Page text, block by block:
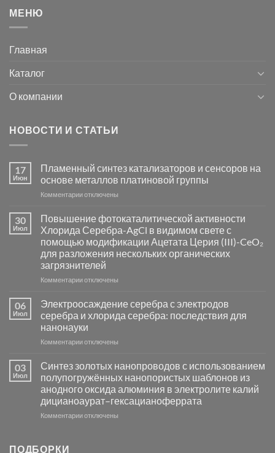
МЕНЮ
Главная
Каталог
О компании
НОВОСТИ И СТАТЬИ
17
Июн
Пламенный синтез катализаторов и сенсоров на
основе металлов платиновой группы
Комментариик
Пламенный
синтез
катализаторов
и
сенсоров
на
основе
группы
отключены
30
Июл
Повышение фотокаталитической активности
Хлорида Серебра-AgCl в видимом свете с
помощью модификации Ацетата Церия (III)-CeO₂
для разложения нескольких органических
загрязнителей
Комментариик
фотокаталитической
активности
Хлорида
Серебра-
в
видимом
свете
с
помощью
модификации
отключены
06
Июл
Электроосаждение серебра с электродов
серебра и хлорида серебра: последствия для
нанонауки
Комментариик
серебра
с
электродов
серебра
и
отключены
03
Июл
Синтез золотых нанопроводов с использованием
полупогружённых нанопористых шаблонов из
анодного оксида алюминия в электролите калий
дицианоаурат–гексацианоферрата
Комментариикотключены
ПОДБОРКИ